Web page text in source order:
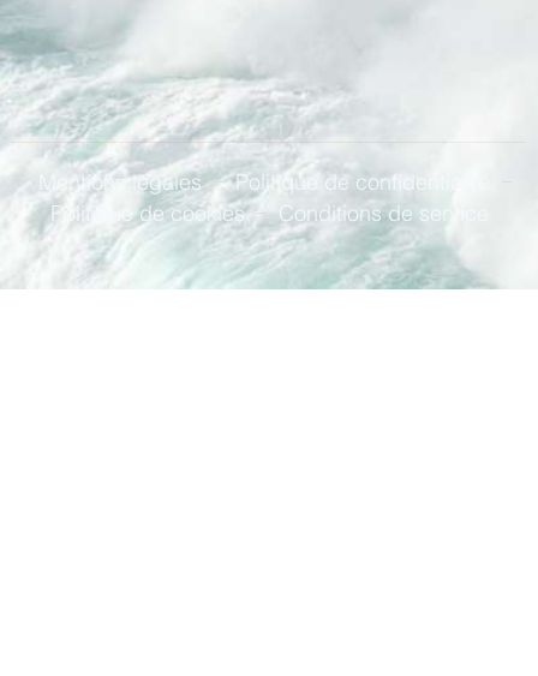
Mentions légales
Politique de confidentialité
Politique de cookies
Conditions de service